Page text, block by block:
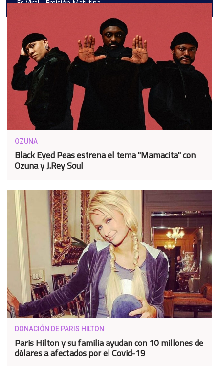
Es Viral - Emisión Matutina
OZUNA
Black Eyed Peas estrena el tema "Mamacita" con
Ozuna y J.Rey Soul
DONACIÓN DE PARIS HILTON
Paris Hilton y su familia ayudan con 10 millones de
dólares a afectados por el Covid-19